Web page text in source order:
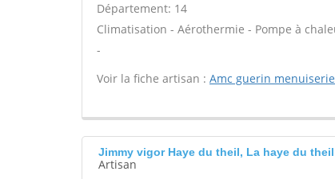
Département: 14
Climatisation - Aérothermie - Pompe à
-
Voir la fiche artisan : Amc guerin menuiserie
Jimmy vigor Haye du theil, La haye du theil
Artisan